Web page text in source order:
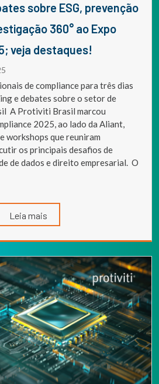
360° ao Expo
veja destaques!
de compliance para três dias
e debates sobre o setor de
A Protiviti Brasil marcou
2025, ao lado da Aliant,
workshops que reuniram
os principais desafios de
de dados e direito empresarial. O
Leia mais